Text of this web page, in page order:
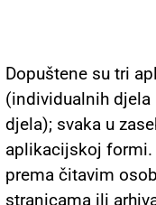
Dopuštene su tri
(individualnih djela
djela); svaka u
aplikacijskoj formi.
prema čitavim
stranicama ili